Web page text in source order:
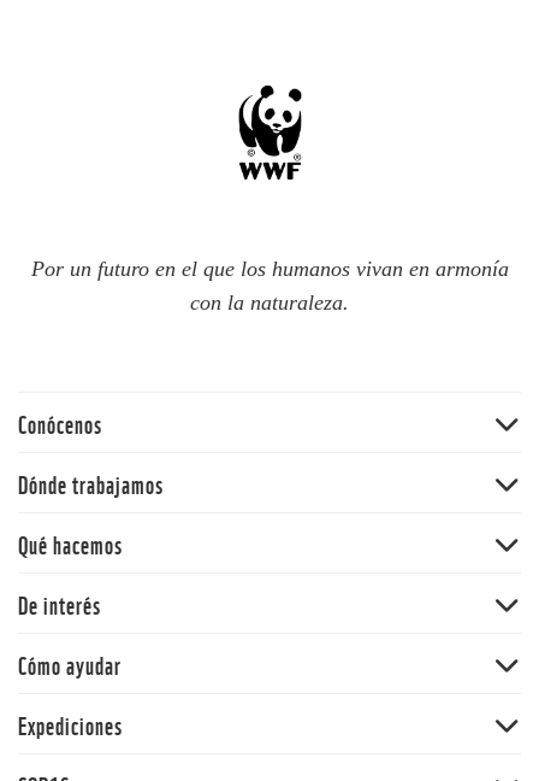
Por un futuro en el que los humanos vivan en armonía
con la naturaleza.
Conócenos
60 aniversario
Nuestras políticas
Dónde trabajamos
Andes
Orinoquia
Qué hacemos
Cambio climático y energía
Alimentos
De interés
Y la Naturaleza qué
Informe Planeta Vivo
Cómo ayudar
Adopta una especie
Expediciones